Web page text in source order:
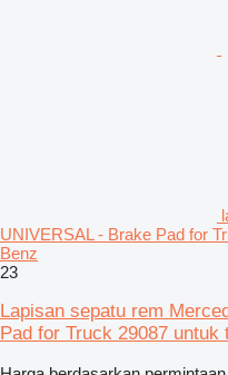
UNIVERSAL - Brake Pad for
Benz
23
Lapisan sepatu rem
Pad for Truck 29087